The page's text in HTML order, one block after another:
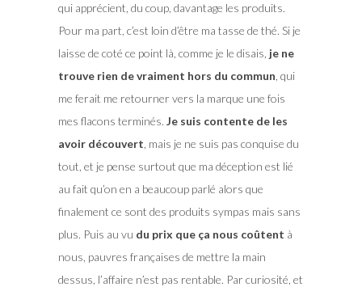
qui apprécient, du coup, davantage les produits.
Pour ma part, c’est loin d’être ma tasse de thé. Si je
laisse de coté ce point là, comme je le disais, je ne
trouve rien de vraiment hors du commun , qui
me ferait me retourner vers la marque une fois
mes flacons terminés. Je suis contente de les
avoir découvert , mais je ne suis pas conquise du
tout, et je pense surtout que ma déception est lié
au fait qu’on en a beaucoup parlé alors que
finalement ce sont des produits sympas mais sans
plus. Puis au vu du prix que ça nous coûtent à
nous, pauvres françaises de mettre la main
dessus, l’affaire n’est pas rentable. Par curiosité, et